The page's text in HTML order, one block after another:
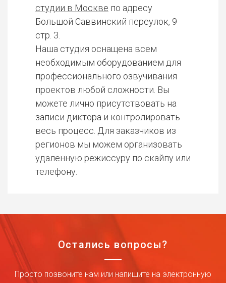
студии в Москве по адресу
Большой Саввинский переулок, 9
стр. 3.
Наша студия оснащена всем
необходимым оборудованием для
профессионального озвучивания
проектов любой сложности. Вы
можете лично присутствовать на
записи диктора и контролировать
весь процесс. Для заказчиков из
регионов мы можем организовать
удаленную режиссуру по скайпу или
телефону.
Остались вопросы?
Просто позвоните нам или напишите на электронную